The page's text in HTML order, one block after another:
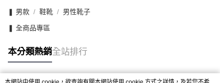
❚ 男款 鞋靴 男性靴子
❚ 全商品專區
本分類熱銷全站排行